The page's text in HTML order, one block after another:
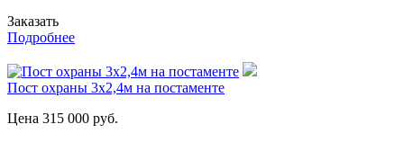
Заказать
Подробнее
Пост охраны 3х2,4м на постаменте
Цена 315 000 руб.